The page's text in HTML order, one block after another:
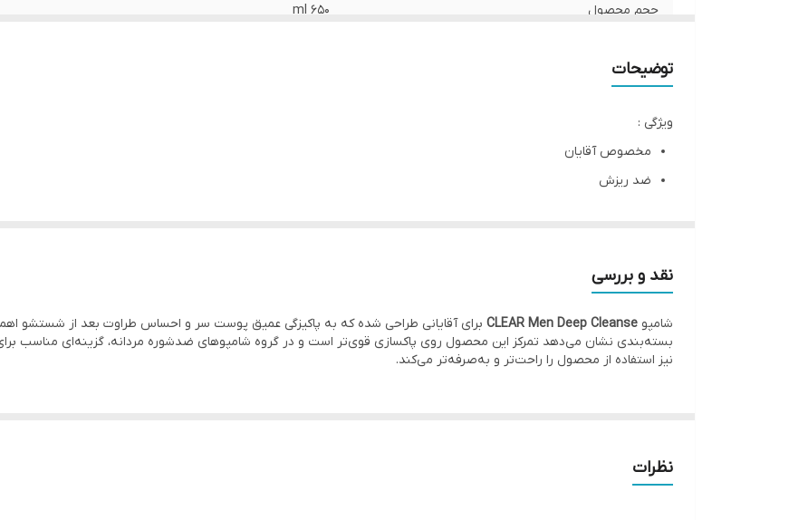
حجم محصول 650 ml
توضیحات
ویژگی :
مخصوص آقایان
ضد ریزش
پاک کننده آلودگی‌ها، ذرات معلق و چربی‌های انباشته شده
کنترل چربی کف سر
جلوگیری از ایجاد شوره
افزایش لطافت و طراوت موها
نقد و بررسی
شامپو CLEAR Men Deep Cleanse برای آقایانی طراحی شده که به پاکیزگی عمیق پوست سر و احساس طراوت بعد از شستشو
بسته‌بندی نشان می‌دهد تمرکز این محصول روی پاکسازی قوی‌تر است و در گروه شامپوهای ضدشوره مردانه، گزینه‌ای مناسب
نیز استفاده از محصول را راحت‌تر و به‌صرفه‌تر می‌کند.
نظرات